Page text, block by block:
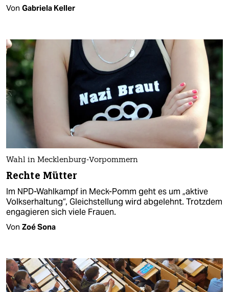
Von Gabriela Keller
Wahl in Mecklenburg-Vorpommern
Rechte Mütter
Im NPD-Wahlkampf in Meck-Pomm geht es um „aktive
Volkserhaltung“, Gleichstellung wird abgelehnt. Trotzdem
engagieren sich viele Frauen.
Von Zoé Sona